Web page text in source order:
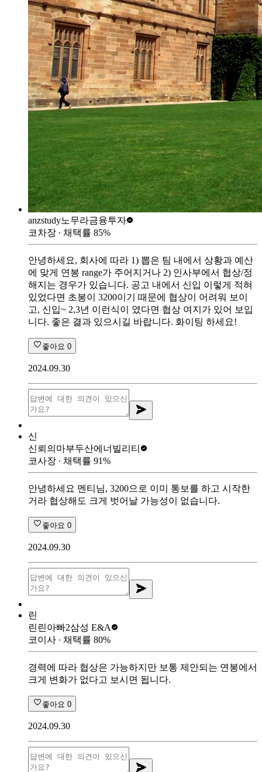
anzstudy노무라금융투자
코차장 ∙ 채택률 85%
안녕하세요, 회사에 따라 1) 뽑은 팀 내에서 상황과 예산
에 맞게 연봉 range가 주어지거나 2) 인사부에서 협상/정
해지는 경우가 있습니다. 공고 내에서 신입 이렇게 적혀
있었다면 초봉이 3200이기 때문에 협상이 어려워 보이
고, 신입~ 2,3년 이런식이 였다면 협상 여지가 있어 보입
니다. 좋은 결과 있으시길 바랍니다. 화이팅 하세요!
좋아요 0
2024.09.30
신
신뢰의마부두산에너빌리티
코사장 ∙ 채택률 91%
안녕하세요 멘티님, 3200으로 이미 통보를 하고 시작한
거라 협상해도 크게 벗어날 가능성이 없습니다.
좋아요 0
2024.09.30
린
린린아빠2삼성 E&A
코이사 ∙ 채택률 80%
경력에 따라 협상은 가능하지만 보통 제안되는 연봉에서
크게 변화가 없다고 보시면 됩니다.
좋아요 0
2024.09.30